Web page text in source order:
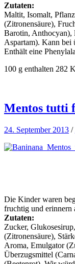
Zutaten:
Maltit, Isomalt,
(Zitronensäure),
Barotin, Anthocyan),
Aspartam). Kann bei
Enthält eine
100 g enthalten 282
Mentos tutti
24. September 2013 /
Die Kinder waren
fruchtig und erinnern
Zutaten:
Zucker,
(Zitronensäure),
Aroma, Emulgator
Überzugsmittel